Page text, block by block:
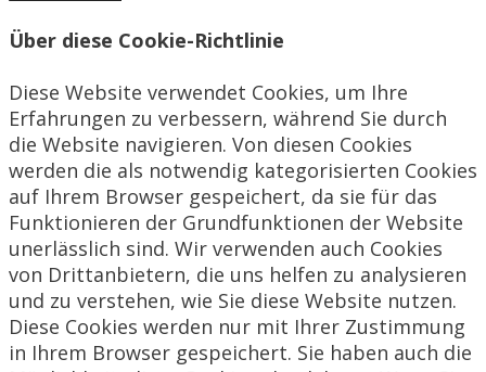
Über diese Cookie-Richtlinie
Diese Website verwendet Cookies, um Ihre
Erfahrungen zu verbessern, während Sie durch
die Website navigieren. Von diesen Cookies
werden die als notwendig kategorisierten Cookies
auf Ihrem Browser gespeichert, da sie für das
Funktionieren der Grundfunktionen der Website
unerlässlich sind. Wir verwenden auch Cookies
von Drittanbietern, die uns helfen zu analysieren
und zu verstehen, wie Sie diese Website nutzen.
Diese Cookies werden nur mit Ihrer Zustimmung
in Ihrem Browser gespeichert. Sie haben auch die